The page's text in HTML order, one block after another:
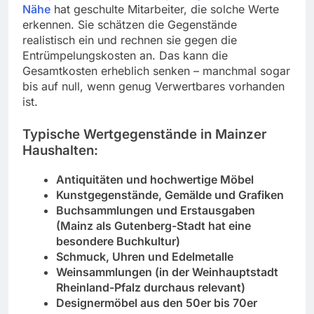
Nähe hat geschulte Mitarbeiter, die solche Werte
erkennen. Sie schätzen die Gegenstände
realistisch ein und rechnen sie gegen die
Entrümpelungskosten an. Das kann die
Gesamtkosten erheblich senken – manchmal sogar
bis auf null, wenn genug Verwertbares vorhanden
ist.
Typische Wertgegenstände in Mainzer
Haushalten:
Antiquitäten und hochwertige Möbel
Kunstgegenstände, Gemälde und Grafiken
Buchsammlungen und Erstausgaben
(Mainz als Gutenberg-Stadt hat eine
besondere Buchkultur)
Schmuck, Uhren und Edelmetalle
Weinsammlungen (in der Weinhauptstadt
Rheinland-Pfalz durchaus relevant)
Designermöbel aus den 50er bis 70er